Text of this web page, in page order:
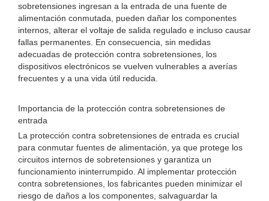
sobretensiones ingresan a la entrada de una fuente de
alimentación conmutada, pueden dañar los componentes
internos, alterar el voltaje de salida regulado e incluso causar
fallas permanentes. En consecuencia, sin medidas
adecuadas de protección contra sobretensiones, los
dispositivos electrónicos se vuelven vulnerables a averías
frecuentes y a una vida útil reducida.
Importancia de la protección contra sobretensiones de
entrada
La protección contra sobretensiones de entrada es crucial
para conmutar fuentes de alimentación, ya que protege los
circuitos internos de sobretensiones y garantiza un
funcionamiento ininterrumpido. Al implementar protección
contra sobretensiones, los fabricantes pueden minimizar el
riesgo de daños a los componentes, salvaguardar la